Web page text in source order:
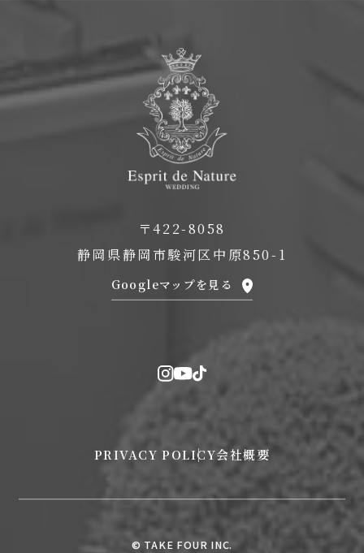
〒422-8058
静岡県静岡市駿河区中原850-1
Googleマップを見る
PRIVACY POLICY会社概要
© TAKE FOUR INC.